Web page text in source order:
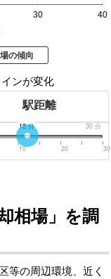
30 40
の傾向
ンが変化
駅距離
30 分
12分
10 20 30
相場」を調
等の周辺環境、近く